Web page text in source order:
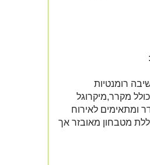
רומנטיות
מקרר,מיקרוגל
ומתאימים לאירוח
לזוג(היא כוללת מטבחון מאובזר אך